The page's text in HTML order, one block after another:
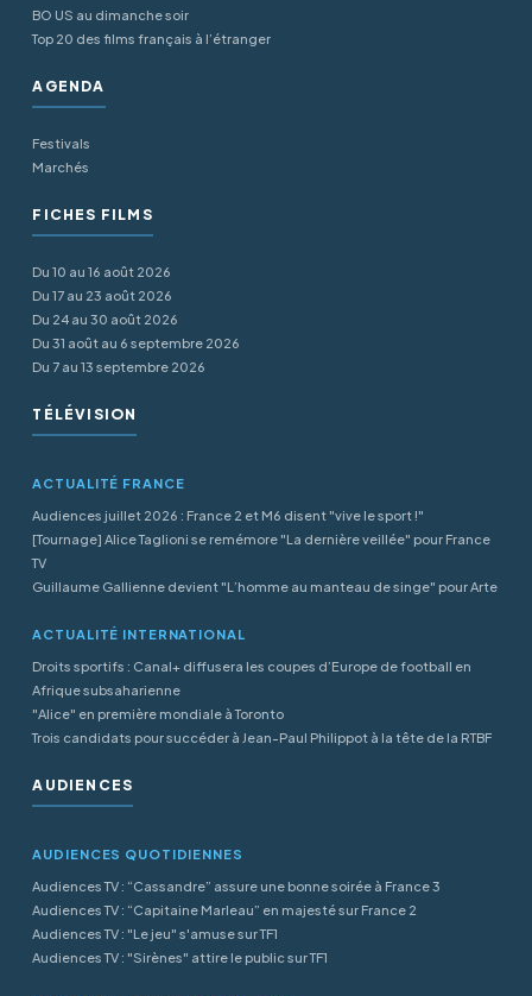
BO US au dimanche soir
Top 20 des films français à l’étranger
AGENDA
Festivals
Marchés
FICHES FILMS
Du 10 au 16 août 2026
Du 17 au 23 août 2026
Du 24 au 30 août 2026
Du 31 août au 6 septembre 2026
Du 7 au 13 septembre 2026
TÉLÉVISION
ACTUALITÉ FRANCE
Audiences juillet 2026 : France 2 et M6 disent "vive le sport !"
[Tournage] Alice Taglioni se remémore "La dernière veillée" pour France
TV
Guillaume Gallienne devient "L’homme au manteau de singe" pour Arte
ACTUALITÉ INTERNATIONAL
Droits sportifs : Canal+ diffusera les coupes d’Europe de football en
Afrique subsaharienne
"Alice" en première mondiale à Toronto
Trois candidats pour succéder à Jean-Paul Philippot à la tête de la RTBF
AUDIENCES
AUDIENCES QUOTIDIENNES
Audiences TV : “Cassandre” assure une bonne soirée à France 3
Audiences TV : “Capitaine Marleau” en majesté sur France 2
Audiences TV : "Le jeu" s'amuse sur TF1
Audiences TV : "Sirènes" attire le public sur TF1